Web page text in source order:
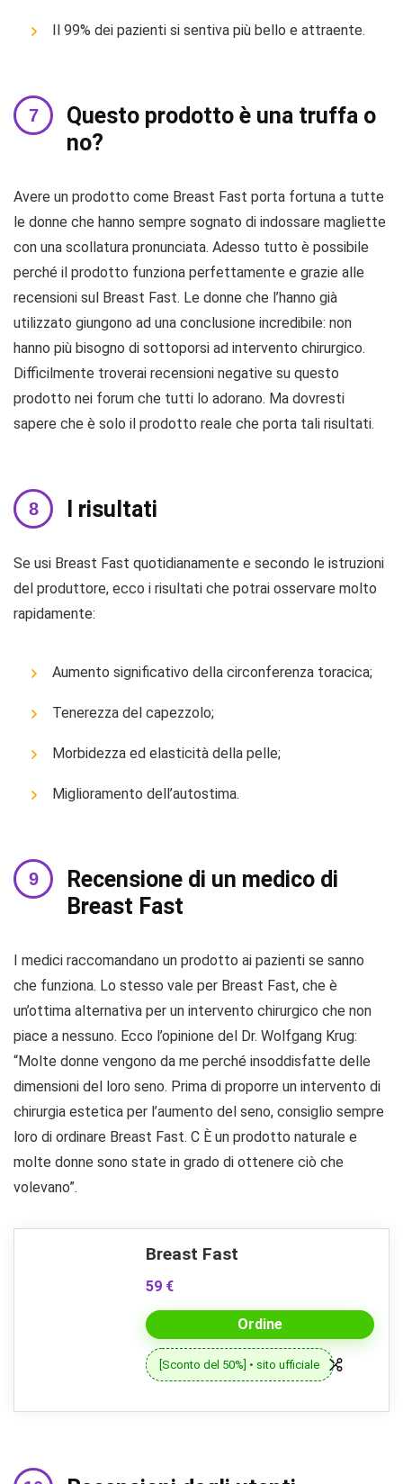
Il 99% dei pazienti si sentiva più bello e attraente.
Questo prodotto è una truffa o
no?
Avere un prodotto come Breast Fast porta fortuna a tutte
le donne che hanno sempre sognato di indossare magliette
con una scollatura pronunciata. Adesso tutto è possibile
perché il prodotto funziona perfettamente e grazie alle
recensioni sul Breast Fast. Le donne che l’hanno già
utilizzato giungono ad una conclusione incredibile: non
hanno più bisogno di sottoporsi ad intervento chirurgico.
Difficilmente troverai recensioni negative su questo
prodotto nei forum che tutti lo adorano. Ma dovresti
sapere che è solo il prodotto reale che porta tali risultati.
I risultati
Se usi Breast Fast quotidianamente e secondo le istruzioni
del produttore, ecco i risultati che potrai osservare molto
rapidamente:
Aumento significativo della circonferenza toracica;
Tenerezza del capezzolo;
Morbidezza ed elasticità della pelle;
Miglioramento dell’autostima.
Recensione di un medico di
Breast Fast
I medici raccomandano un prodotto ai pazienti se sanno
che funziona. Lo stesso vale per Breast Fast, che è
un’ottima alternativa per un intervento chirurgico che non
piace a nessuno. Ecco l’opinione del Dr. Wolfgang Krug:
“Molte donne vengono da me perché insoddisfatte delle
dimensioni del loro seno. Prima di proporre un intervento di
chirurgia estetica per l’aumento del seno, consiglio sempre
loro di ordinare Breast Fast. C È un prodotto naturale e
molte donne sono state in grado di ottenere ciò che
volevano”.
Breast Fast
59 €
Ordine
[Sconto del 50%] • sito ufficiale